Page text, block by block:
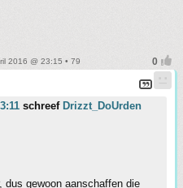
2016 @ 23:15 • 79
schreef Drizzt_DoUrden
dus gewoon aanschaffen die